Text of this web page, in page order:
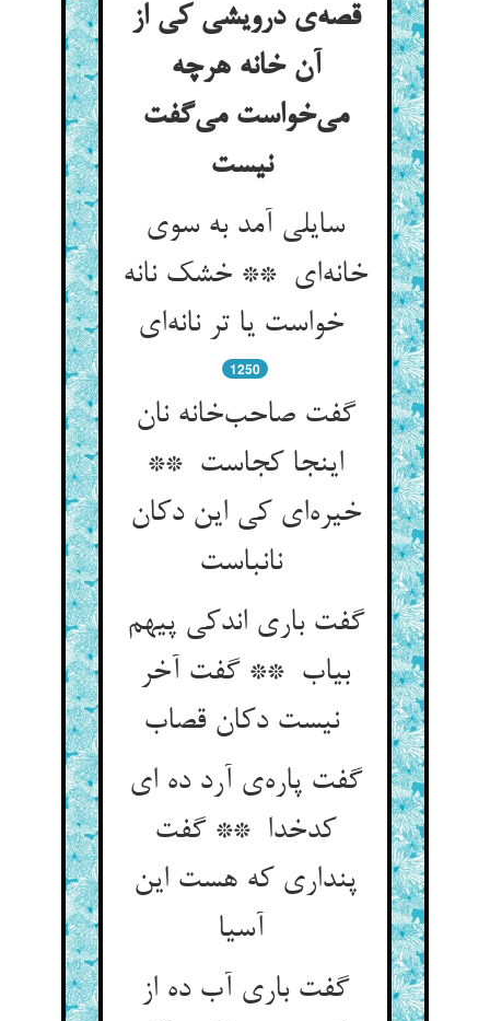
قصه‌ی درویشی کی از
آن خانه هرچه
می‌خواست می‌گفت
نیست
سایلی آمد به سوی
خانه‌ای ** خشک نانه
1250
گفت صاحب‌خانه نان
اینجا کجاست **
خیره‌ای کی این دکان
نانباست
گفت باری اندکی پیهم
بیاب ** گفت آخر
نیست دکان قصاب
گفت پاره‌ی آرد ده ای
کدخدا ** گفت
پنداری که هست این
گفت باری آب ده از